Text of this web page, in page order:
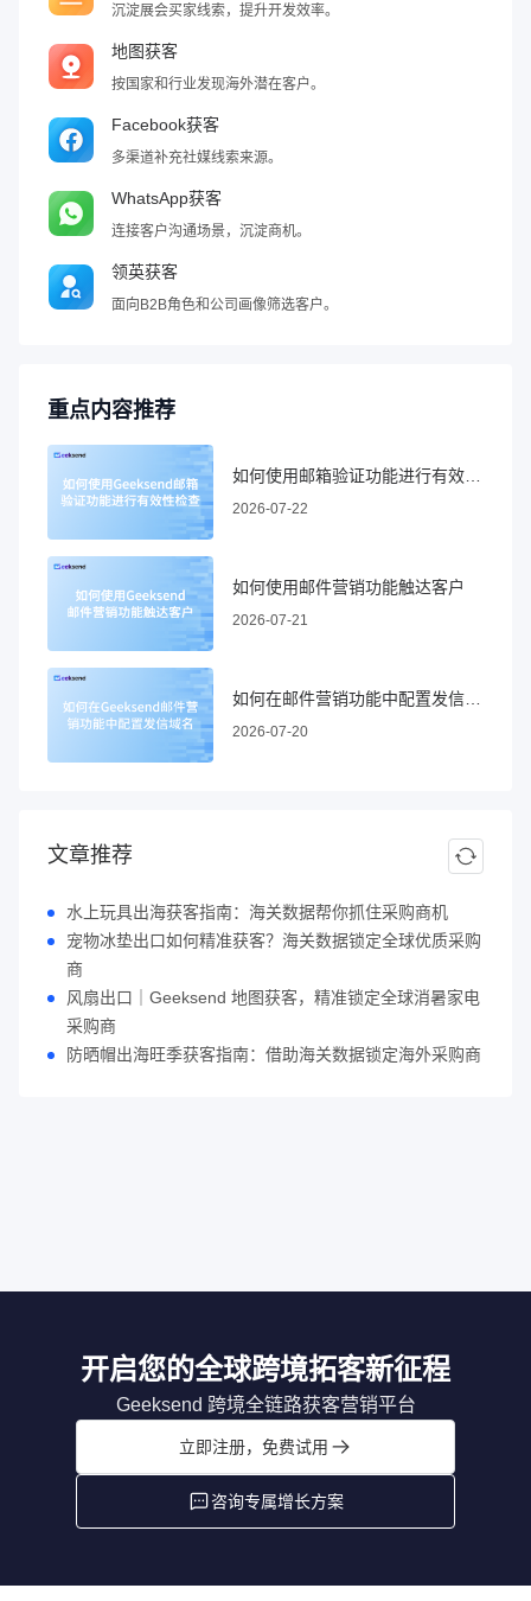
沉淀展会买家线索，提升开发效率。
地图获客
按国家和行业发现海外潜在客户。
Facebook获客
多渠道补充社媒线索来源。
WhatsApp获客
连接客户沟通场景，沉淀商机。
领英获客
面向B2B角色和公司画像筛选客户。
重点内容推荐
2026-07-22
如何使用邮件营销功能触达客户
2026-07-21
2026-07-20
文章推荐
水上玩具出海获客指南：海关数据帮你抓住采购商机
宠物冰垫出口如何精准获客？海关数据锁定全球优质采购
商
风扇出口｜Geeksend 地图获客，精准锁定全球消暑家电
采购商
防晒帽出海旺季获客指南：借助海关数据锁定海外采购商
开启您的全球跨境拓客新征程
Geeksend 跨境全链路获客营销平台
立即注册，免费试用
咨询专属增长方案